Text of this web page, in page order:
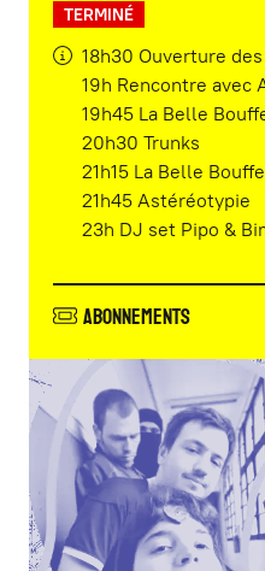
TERMINÉ
18h30 Ouverture
19h Rencontre avec
19h45 La Belle
20h30 Trunks
21h15 La Belle Bouffe
21h45 Astéréotypie
23h DJ set Pipo &
Abonnements